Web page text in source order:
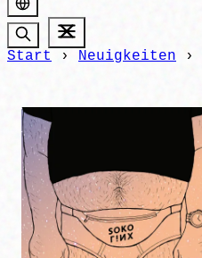
Start › Neuigkeiten ›